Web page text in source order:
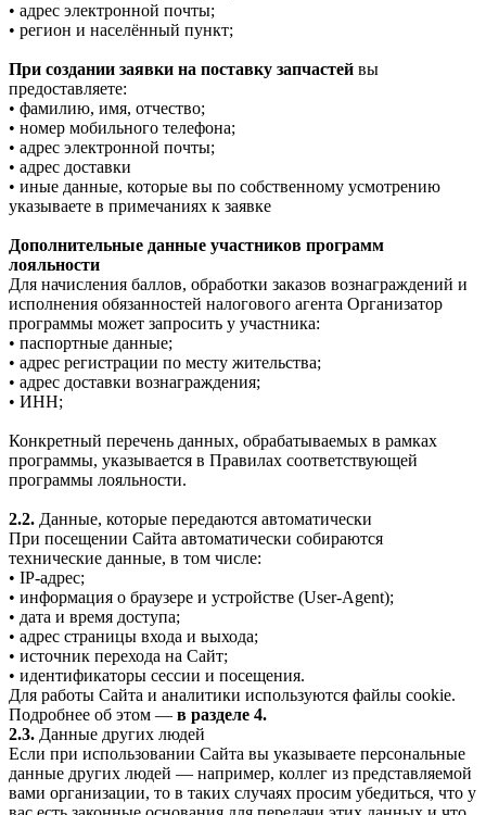
• адрес электронной почты;
• регион и населённый пункт;
При создании заявки на поставку запчастей вы
предоставляете:
• фамилию, имя, отчество;
• номер мобильного телефона;
• адрес электронной почты;
• адрес доставки
• иные данные, которые вы по собственному усмотрению
указываете в примечаниях к заявке
Дополнительные данные участников программ
лояльности
Для начисления баллов, обработки заказов вознаграждений и
исполнения обязанностей налогового агента Организатор
программы может запросить у участника:
• паспортные данные;
• адрес регистрации по месту жительства;
• адрес доставки вознаграждения;
• ИНН;
Конкретный перечень данных, обрабатываемых в рамках
программы, указывается в Правилах соответствующей
программы лояльности.
2.2. Данные, которые передаются автоматически
При посещении Сайта автоматически собираются
технические данные, в том числе:
• IP-адрес;
• информация о браузере и устройстве (User-Agent);
• дата и время доступа;
• адрес страницы входа и выхода;
• источник перехода на Сайт;
• идентификаторы сессии и посещения.
Для работы Сайта и аналитики используются файлы cookie.
Подробнее об этом — в разделе 4.
2.3. Данные других людей
Если при использовании Сайта вы указываете персональные
данные других людей — например, коллег из представляемой
вами организации, то в таких случаях просим убедиться, что у